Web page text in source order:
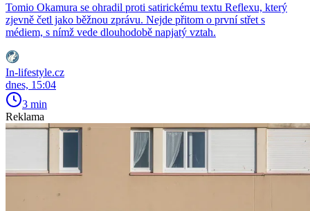
Tomio Okamura se ohradil proti satirickému textu Reflexu, který
zjevně četl jako běžnou zprávu. Nejde přitom o první střet s
médiem, s nímž vede dlouhodobě napjatý vztah.
In-lifestyle.cz
dnes, 15:04
3 min
Reklama